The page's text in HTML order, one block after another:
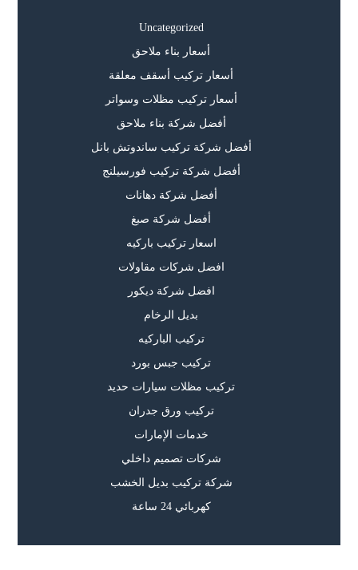
Uncategorized
أسعار بناء ملاحق
أسعار تركيب أسقف معلقة
أسعار تركيب مظلات وسواتر
أفضل شركة بناء ملاحق
أفضل شركة تركيب ساندوتش بانل
أفضل شركة تركيب فورسيلنج
أفضل شركة دهانات
أفضل شركة صبغ
اسعار تركيب باركيه
افضل شركات مقاولات
افضل شركة ديكور
بديل الرخام
تركيب الباركيه
تركيب جبس بورد
تركيب مظلات سيارات حديد
تركيب ورق جدران
خدمات الإمارات
شركات تصميم داخلي
شركة تركيب بديل الخشب
كهربائي 24 ساعة